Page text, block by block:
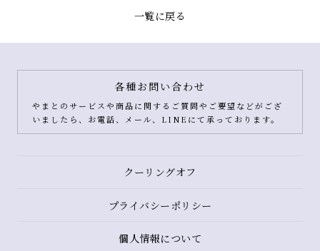
一覧に戻る
各種お問い合わせ
やまとのサービスや商品に関するご質問やご要望などがござ
いましたら、お電話、メール、LINEにて承っております。
クーリングオフ
プライバシーポリシー
個人情報について